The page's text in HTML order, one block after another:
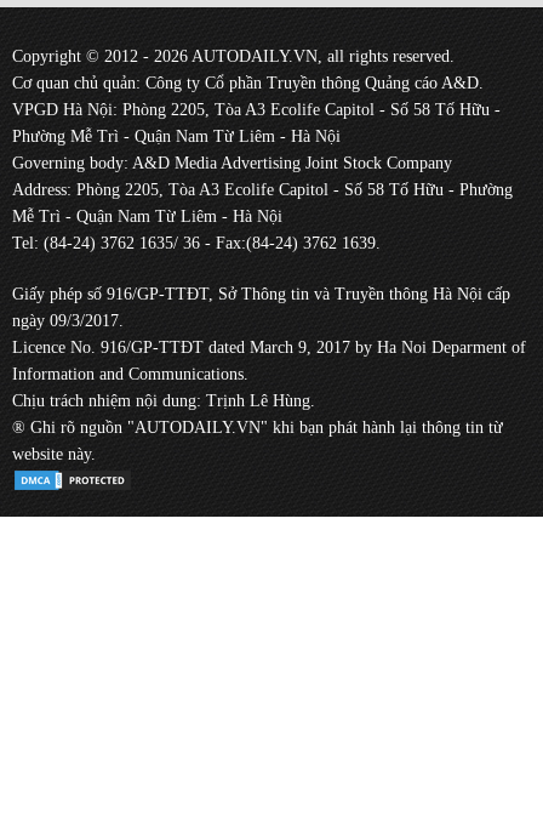
Copyright © 2012 - 2026 AUTODAILY.VN, all rights reserved.
Cơ quan chủ quản: Công ty Cổ phần Truyền thông Quảng cáo A&D.
VPGD Hà Nội: Phòng 2205, Tòa A3 Ecolife Capitol - Số 58 Tố Hữu -
Phường Mễ Trì - Quận Nam Từ Liêm - Hà Nội
Governing body: A&D Media Advertising Joint Stock Company
Address: Phòng 2205, Tòa A3 Ecolife Capitol - Số 58 Tố Hữu - Phường
Mễ Trì - Quận Nam Từ Liêm - Hà Nội
Tel: (84-24) 3762 1635/ 36 - Fax:(84-24) 3762 1639.
Giấy phép số 916/GP-TTĐT, Sở Thông tin và Truyền thông Hà Nội cấp
ngày 09/3/2017.
Licence No. 916/GP-TTĐT dated March 9, 2017 by Ha Noi Deparment of
Information and Communications.
Chịu trách nhiệm nội dung: Trịnh Lê Hùng.
® Ghi rõ nguồn "AUTODAILY.VN" khi bạn phát hành lại thông tin từ
website này.